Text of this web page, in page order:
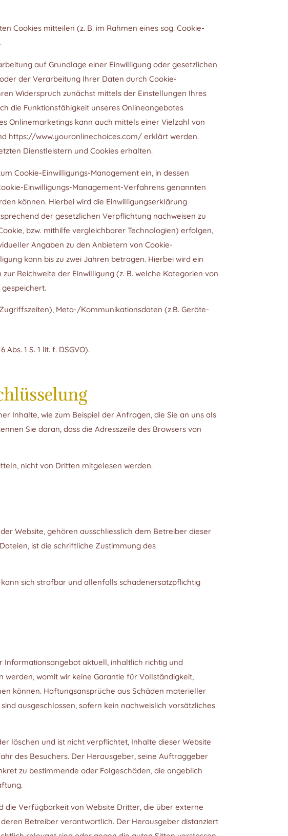
Cookies mitteilen (z. B. im Rahmen eines sog. Cookie-
auf Grundlage einer Einwilligung oder gesetzlichen
der Verarbeitung Ihrer Daten durch Cookie-
Widerspruch zunächst mittels der Einstellungen Ihres
die Funktionsfähigkeit unseres Onlineangebotes
Onlinemarketings kann auch mittels einer Vielzahl von
https://www.youronlinechoices.com/ erklärt werden.
Dienstleistern und Cookies erhalten.
Cookie-Einwilligungs-Management ein, in dessen
Einwilligungs-Management-Verfahrens genannten
können. Hierbei wird die Einwilligungserklärung
der gesetzlichen Verpflichtung nachweisen zu
bzw. mithilfe vergleichbarer Technologien) erfolgen,
Angaben zu den Anbietern von Cookie-
kann bis zu zwei Jahren betragen. Hierbei wird ein
Reichweite der Einwilligung (z. B. welche Kategorien von
Meta-/Kommunikationsdaten (z.B. Geräte-
1 S. 1 lit. f. DSGVO).
Inhalte, wie zum Beispiel der Anfragen, die Sie an uns als
Sie daran, dass die Adresszeile des Browsers von
nicht von Dritten mitgelesen werden.
Website, gehören ausschliesslich dem Betreiber dieser
ist die schriftliche Zustimmung des
sich strafbar und allenfalls schadenersatzpflichtig
aktuell, inhaltlich richtig und
womit wir keine Garantie für Vollständigkeit,
können. Haftungsansprüche aus Schäden materieller
ausgeschlossen, sofern kein nachweislich vorsätzliches
löschen und ist nicht verpflichtet, Inhalte dieser Website
des Besuchers. Der Herausgeber, seine Auftraggeber
zu bestimmende oder Folgeschäden, die angeblich
Verfügbarkeit von Website Dritter, die über externe
Betreiber verantwortlich. Der Herausgeber distanziert